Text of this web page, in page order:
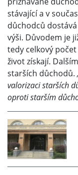
stávající a v
důchodců
výši. Důvodem je
tedy celkový
život získají.
starších důchodů.
valorizaci starších
oproti starším